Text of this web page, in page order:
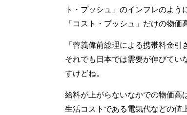
ト・プッシュ」のインフレのよ
「コスト・プッシュ」だけの物価
「菅義偉前総理による携帯料金
それでも日本では需要が伸びてい
すけどね。
給料が上がらないなかでの物価高
生活コストである電気代などの値